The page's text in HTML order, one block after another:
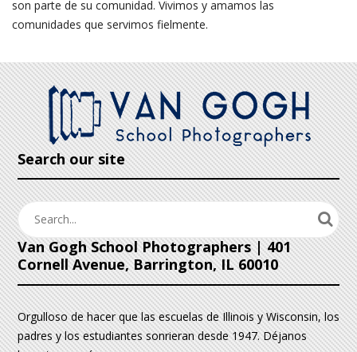
son parte de su comunidad. Vivimos y amamos las
comunidades que servimos fielmente.
Search our site
Van Gogh School Photographers | 401
Cornell Avenue, Barrington, IL 60010
Orgulloso de hacer que las escuelas de Illinois y Wisconsin, los
padres y los estudiantes sonrieran desde 1947. Déjanos